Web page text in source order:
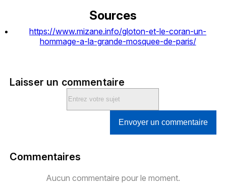
Sources
https://www.mizane.info/gloton-et-le-coran-un-
hommage-a-la-grande-mosquee-de-paris/
Laisser un commentaire
Envoyer un commentaire
Commentaires
Aucun commentaire pour le moment.